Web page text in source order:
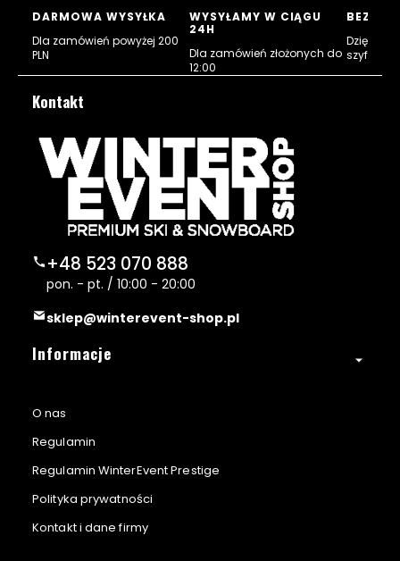
nowej
karcie)
nowej
karcie)
nowej
karcie)
nowej
DARMOWA WYSYŁKA
Dla zamówień powyżej 200
PLN
WYSYŁAMY W CIĄGU
24H
Dla zamówień złożonych do
12:00
Dzięki
Kontakt
+48 523 070 888
pon. - pt. / 10:00 - 20:00
sklep@winterevent-shop.pl
Linki w stopce
Informacje
O nas
Regulamin
Regulamin WinterEvent Prestige
Polityka prywatności
Kontakt i dane firmy